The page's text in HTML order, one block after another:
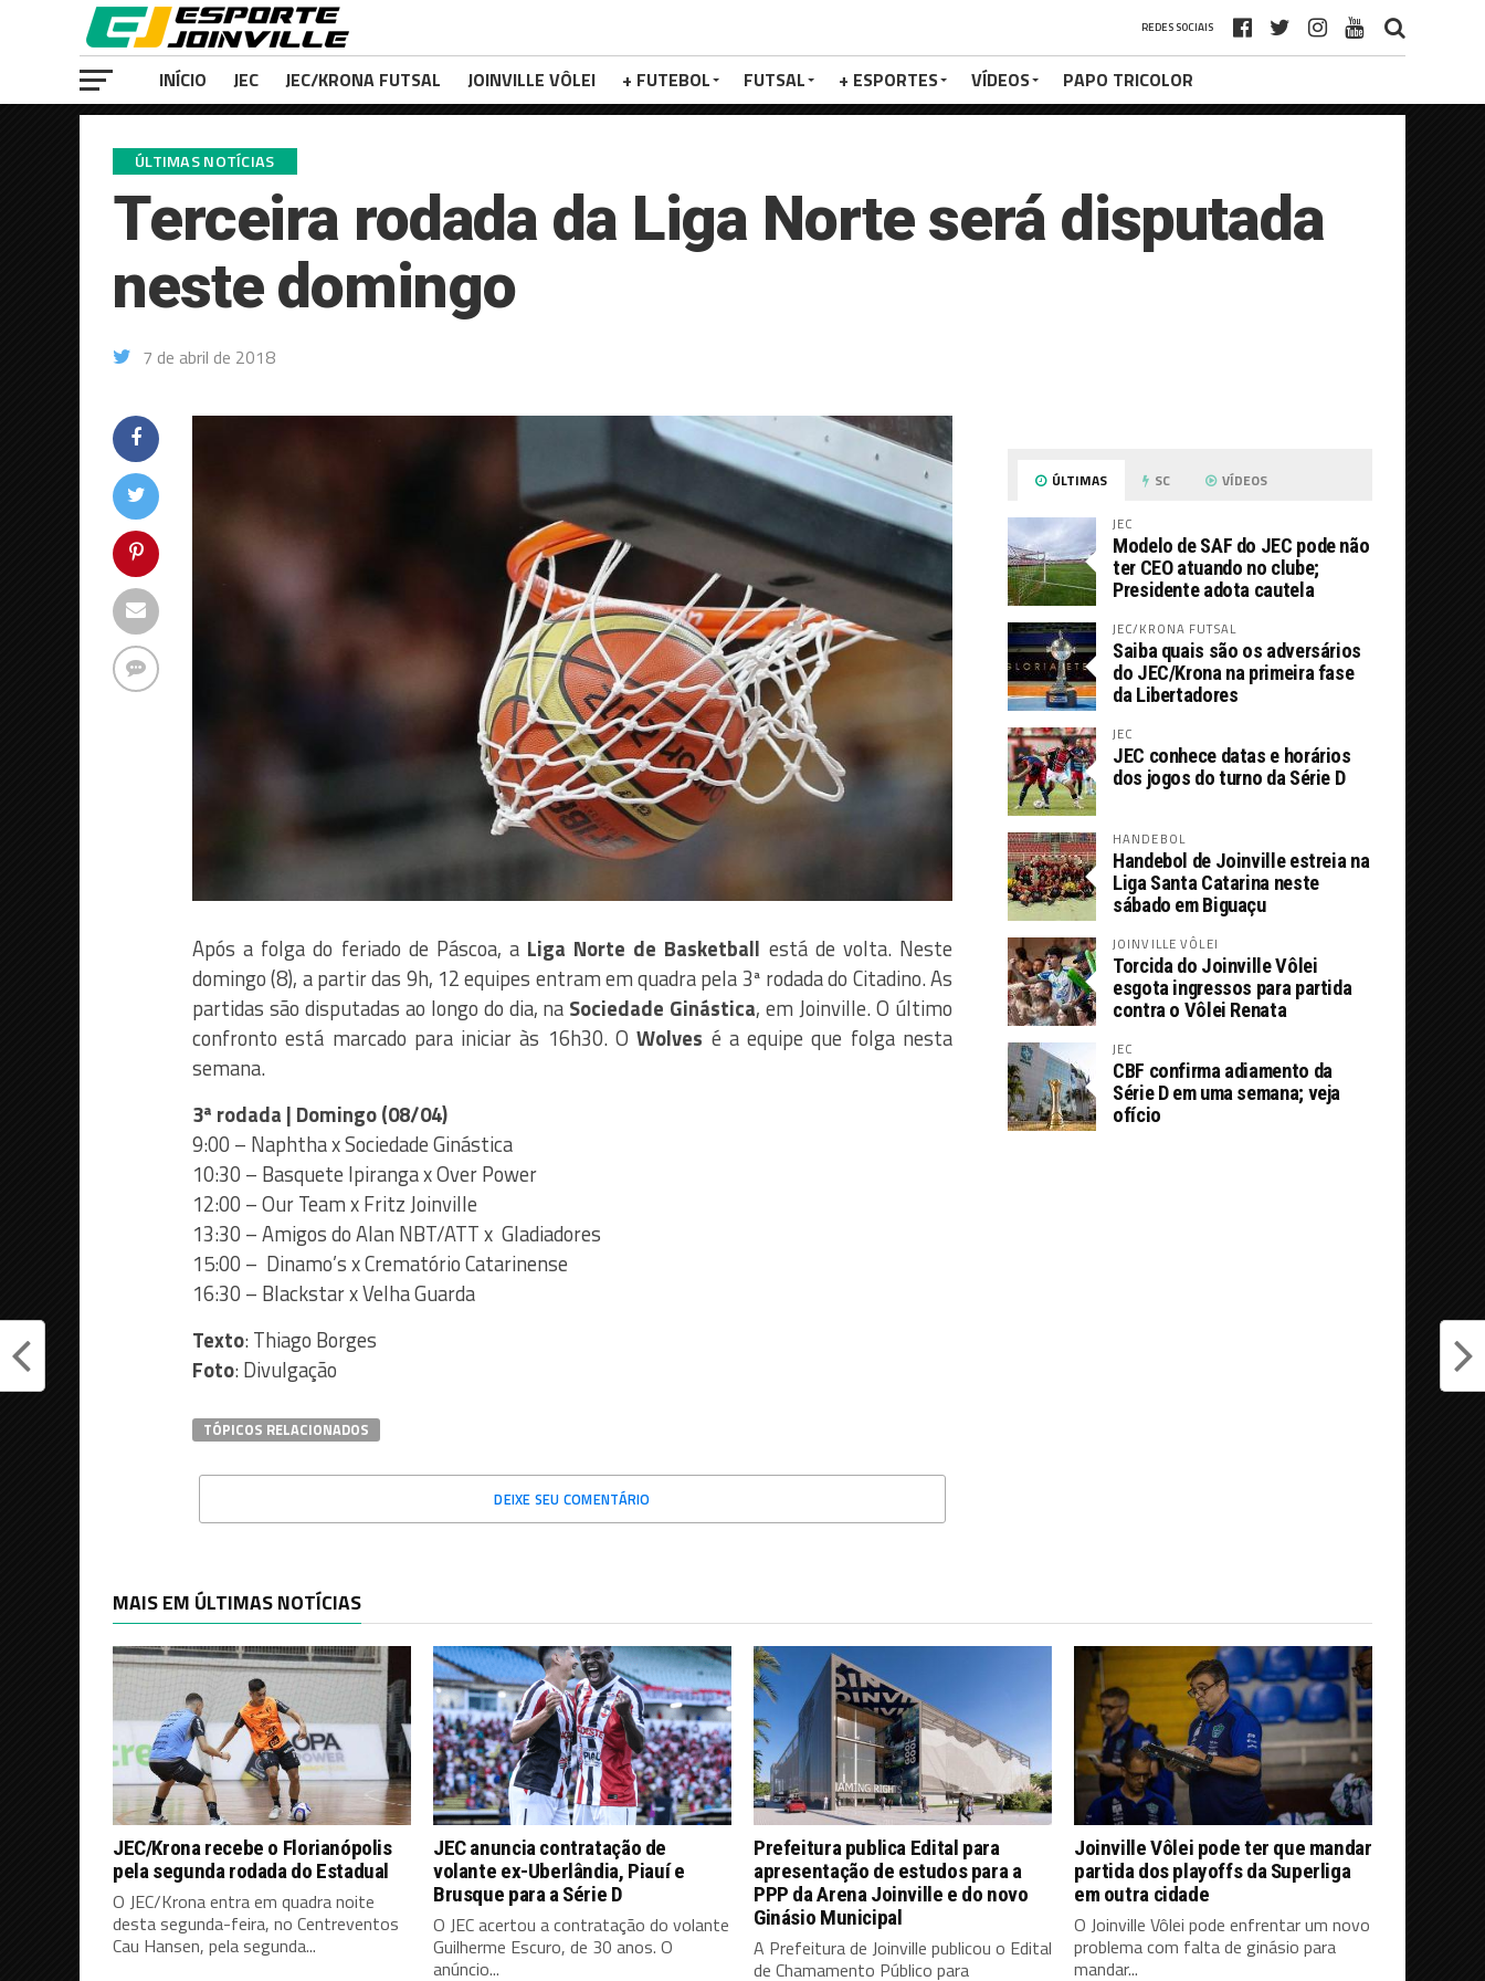
REDES SOCIAIS
INÍCIO JEC JEC/KRONA FUTSAL JOINVILLE VÔLEI + FUTEBOL FUTSAL + ESPORTES VÍDEOS PAPO TRICOLOR
ÚLTIMAS NOTÍCIAS
Terceira rodada da Liga Norte será disputada
neste domingo
7 de abril de 2018
Após a folga do feriado de Páscoa, a Liga Norte de Basketball está de volta. Neste
domingo (8), a partir das 9h, 12 equipes entram em quadra pela 3ª rodada do Citadino. As
partidas são disputadas ao longo do dia, na Sociedade Ginástica, em Joinville. O último
confronto está marcado para iniciar às 16h30. OWolves é a equipe que folga nesta
semana.
3ª rodada | Domingo (08/04)
9:00 – Naphtha x Sociedade Ginástica
10:30 – Basquete Ipiranga x Over Power
12:00 – Our Team x Fritz Joinville
13:30 – Amigos do Alan NBT/ATT x Gladiadores
15:00 – Dinamo’s x Crematório Catarinense
16:30 – Blackstar x Velha Guarda
Texto: Thiago Borges
Foto: Divulgação
TÓPICOS RELACIONADOS
DEIXE SEU COMENTÁRIO
ÚLTIMAS SC VÍDEOS
JEC
Modelo de SAF do JEC pode não
ter CEO atuando no clube;
Presidente adota cautela
JEC/KRONA FUTSAL
Saiba quais são os adversários
do JEC/Krona na primeira fase
da Libertadores
JEC
JEC conhece datas e horários
dos jogos do turno da Série D
HANDEBOL
Handebol de Joinville estreia na
Liga Santa Catarina neste
sábado em Biguaçu
JOINVILLE VÔLEI
Torcida do Joinville Vôlei
esgota ingressos para partida
contra o Vôlei Renata
JEC
CBF confirma adiamento da
Série D em uma semana; veja
ofício
MAIS EM ÚLTIMAS NOTÍCIAS
JEC/Krona recebe o Florianópolis
pela segunda rodada do Estadual
O JEC/Krona entra em quadra noite
desta segunda-feira, no Centreventos
Cau Hansen, pela segunda...
JEC anuncia contratação de
volante ex-Uberlândia, Piauí e
Brusque para a Série D
O JEC acertou a contratação do volante
Guilherme Escuro, de 30 anos. O
anúncio...
Prefeitura publica Edital para
apresentação de estudos para a
PPP da Arena Joinville e do novo
Ginásio Municipal
A Prefeitura de Joinville publicou o Edital
de Chamamento Público para
Joinville Vôlei pode ter que mandar
partida dos playoffs da Superliga
em outra cidade
O Joinville Vôlei pode enfrentar um novo
problema com falta de ginásio para
mandar...